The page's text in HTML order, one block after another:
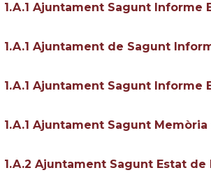
1.A.1 Ajuntament Sagunt Informe
1.A.1 Ajuntament de Sagunt
1.A.1 Ajuntament Sagunt Informe
1.A.1 Ajuntament Sagunt
1.A.2 Ajuntament Sagunt Estat